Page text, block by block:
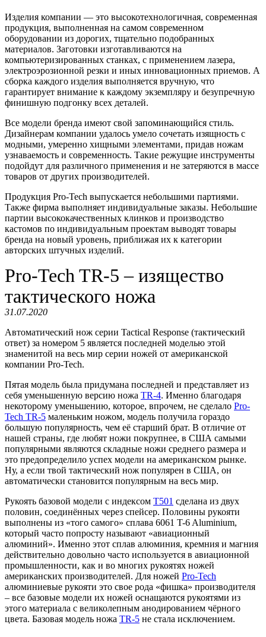
Изделия компании — это высокотехнологичная, современная
продукция, выполненная на самом современном
оборудовании из дорогих, тщательно подобранных
материалов. Заготовки изготавливаются на
компьютеризированных станках, с применением лазера,
электроэрозионной резки и иных инновационных приемов. А
сборка каждого изделия выполняется вручную, что
гарантирует внимание к каждому экземпляру и безупречную
финишную подгонку всех деталей.
Все модели бренда имеют свой запоминающийся стиль.
Дизайнерам компании удалось умело сочетать изящность с
модными, умеренно хищными элементами, придав ножам
узнаваемость и современность. Такие режущие инструменты
подойдут для различного применения и не затеряются в массе
товаров от других производителей.
Продукция Pro-Tech выпускается небольшими партиями.
Также фирма выполняет индивидуальные заказы. Небольшие
партии высококачественных клинков и производство
кастомов по индивидуальным проектам выводят товары
бренда на новый уровень, приближая их к категории
авторских штучных изделий.
​Pro-Tech TR-5 – изящество
тактического ножа
31.07.2020
Автоматический нож серии Tactical Response (тактический
ответ) за номером 5 является последней моделью этой
знаменитой на весь мир серии ножей от американской
компании Pro-Tech.
Пятая модель была придумана последней и представляет из
себя уменьшенную версию ножа TR-4. Именно благодаря
некоторому уменьшению, которое, впрочем, не сделало Pro-
Tech TR-5 маленьким ножом, модель получила гораздо
большую популярность, чем её старший брат. В отличие от
нашей страны, где любят ножи покрупнее, в США самыми
популярными являются складные ножи среднего размера и
это предопределило успех модели на американском рынке.
Ну, а если твой тактический нож популярен в США, он
автоматически становится популярным на весь мир.
Рукоять базовой модели с индексом Т501 сделана из двух
половин, соединённых через спейсер. Половины рукояти
выполнены из «того самого» сплава 6061 T-6 Aluminium,
который часто попросту называют «авиационный
алюминий». Именно этот сплав алюминия, кремния и магния
действительно довольно часто используется в авиационной
промышленности, как и во многих рукоятях ножей
американских производителей. Для ножей Pro-Tech
алюминиевые рукояти это свое рода «фишка» производителя
– все базовые модели их ножей оснащаются рукоятями из
этого материала с великолепным анодированием чёрного
цвета. Базовая модель ножа TR-5 не стала исключением.